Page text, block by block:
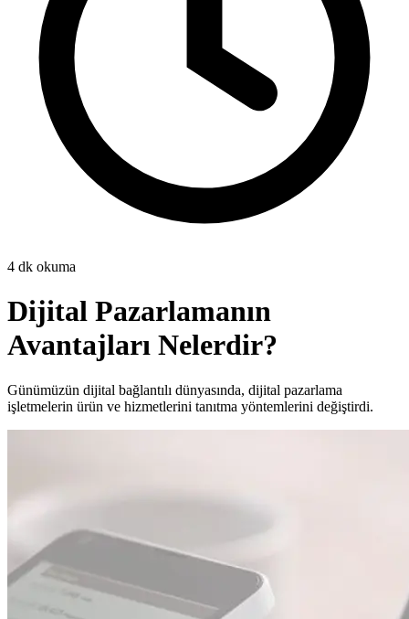
4 dk okuma
Dijital Pazarlamanın
Avantajları Nelerdir?
Günümüzün dijital bağlantılı dünyasında, dijital pazarlama
işletmelerin ürün ve hizmetlerini tanıtma yöntemlerini değiştirdi.